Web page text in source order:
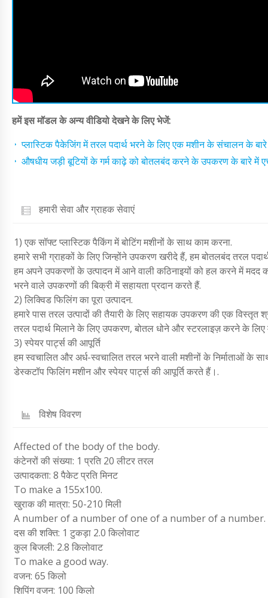
हमें इस मॉडल के अन्य वीडियो देखने के लिए भेजें:
प्लास्टिक पैकेजिंग में तरल पदार्थ भरने के लिए एक मशीन के संचालन के बारे
औषधीय जड़ी बूटियों के गर्म काढ़े को बोतलबंद करने के उपकरण के बारे में
हमारी सेवा और ग्राहक सेवाएं
1) एक सॉफ्ट प्लास्टिक पैकिंग में बोटिंग मशीनों के साथ काम करना.
हमारे सभी ग्राहकों के लिए जिन्होंने उपकरण खरीदे हैं, हम बोतलबंद तरल
हम अपने उपकरणों के उत्पादन में आने वाली कठिनाइयों को हल करने में मदद
भरने वाले उपकरणों की बिक्री में सहायता प्रदान करते हैं.
2) लिक्विड फिलिंग का पूरा उत्पादन.
हमारे पास तरल उत्पादों की तैयारी के लिए सहायक उपकरण की एक
तरल पदार्थ मिलाने के लिए उपकरण, बोतल धोने और स्टरलाइज़ करने के
3) स्पेयर पार्ट्स की आपूर्ति
हम स्वचालित और अर्ध-स्वचालित तरल भरने वाली मशीनों के निर्माताओं
डेस्कटॉप फिलिंग मशीन और स्पेयर पार्ट्स की आपूर्ति करते हैं।.
विशेष विवरण
Affected of the body of the body.
कंटेनरों की संख्या: 1 प्रति 20 लीटर तरल
उत्पादकता: 8 पैकेट प्रति मिनट
To make a 155x100.
खुराक की मात्रा: 50-210 मिली
A number of a number of one of a number of a number.
दस की शक्ति: 1 टुकड़ा 2.0 किलोवाट
कुल बिजली: 2.8 किलोवाट
To make a good way.
वजन: 65 किलो
शिपिंग वजन: 100 किलो